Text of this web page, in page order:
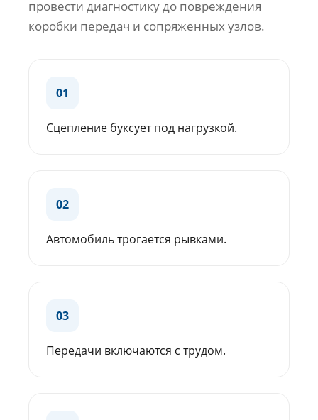
провести диагностику до повреждения
коробки передач и сопряженных узлов.
01
Сцепление буксует под нагрузкой.
02
Автомобиль трогается рывками.
03
Передачи включаются с трудом.